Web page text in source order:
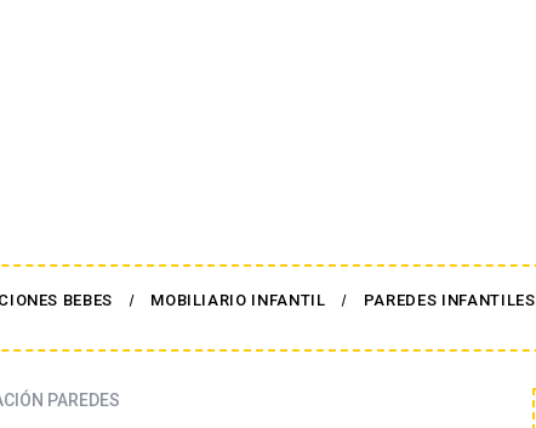
BEBES MOBILIARIO INFANTIL PAREDES INFANTILES
PAREDES